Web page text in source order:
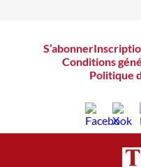
S’abonner
Conditions
Politique